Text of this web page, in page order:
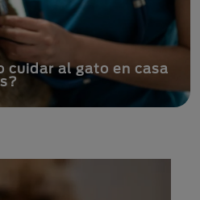
cuidar al gato en casa